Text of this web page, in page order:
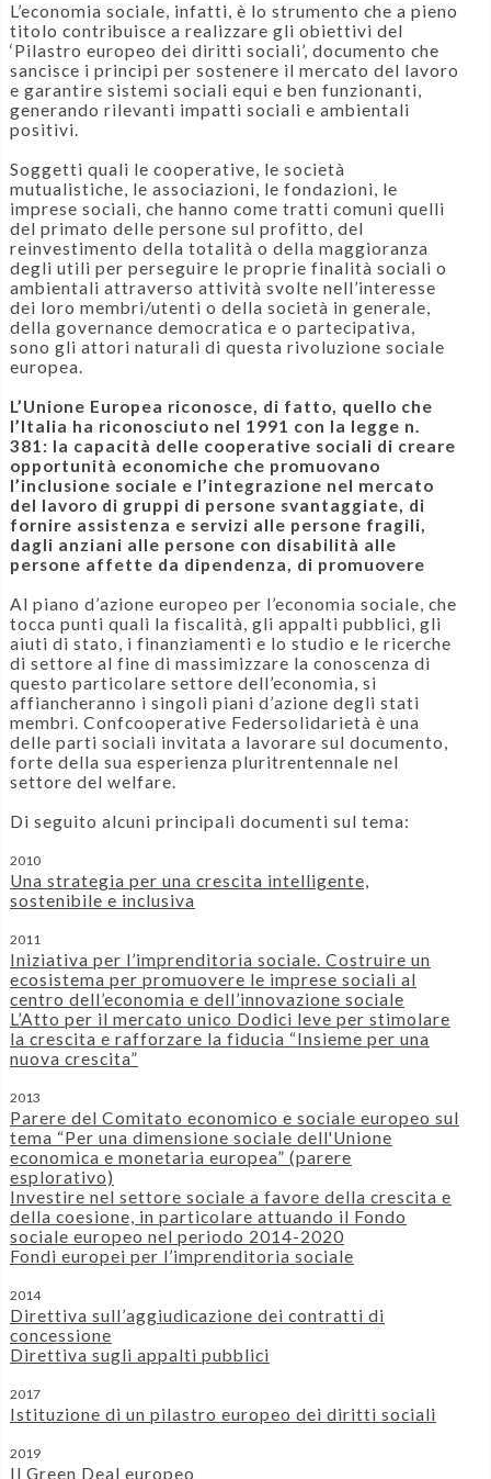
L’economia sociale, infatti, è lo strumento che a pieno
titolo contribuisce a realizzare gli obiettivi del
‘Pilastro europeo dei diritti sociali’, documento che
sancisce i principi per sostenere il mercato del lavoro
e garantire sistemi sociali equi e ben funzionanti,
generando rilevanti impatti sociali e ambientali
positivi.
Soggetti quali le cooperative, le società
mutualistiche, le associazioni, le fondazioni, le
imprese sociali, che hanno come tratti comuni quelli
del primato delle persone sul profitto, del
reinvestimento della totalità o della maggioranza
degli utili per perseguire le proprie finalità sociali o
ambientali attraverso attività svolte nell’interesse
dei loro membri/utenti o della società in generale,
della governance democratica e o partecipativa,
sono gli attori naturali di questa rivoluzione sociale
europea.
L’Unione Europea riconosce, di fatto, quello che
l’Italia ha riconosciuto nel 1991 con la legge n.
381: la capacità delle cooperative sociali di creare
opportunità economiche che promuovano
l’inclusione sociale e l’integrazione nel mercato
del lavoro di gruppi di persone svantaggiate, di
fornire assistenza e servizi alle persone fragili,
dagli anziani alle persone con disabilità alle
persone affette da dipendenza, di promuovere
Al piano d’azione europeo per l’economia sociale, che
tocca punti quali la fiscalità, gli appalti pubblici, gli
aiuti di stato, i finanziamenti e lo studio e le ricerche
di settore al fine di massimizzare la conoscenza di
questo particolare settore dell’economia, si
affiancheranno i singoli piani d’azione degli stati
membri. Confcooperative Federsolidarietà è una
delle parti sociali invitata a lavorare sul documento,
forte della sua esperienza pluritrentennale nel
settore del welfare.
Di seguito alcuni principali documenti sul tema:
2010
Una strategia per una crescita intelligente,
sostenibile e inclusiva
2011
Iniziativa per l’imprenditoria sociale. Costruire un
ecosistema per promuovere le imprese sociali al
centro dell’economia e dell’innovazione sociale
L’Atto per il mercato unico Dodici leve per stimolare
la crescita e rafforzare la fiducia “Insieme per una
nuova crescita”
2013
Parere del Comitato economico e sociale europeo sul
tema “Per una dimensione sociale dell'Unione
economica e monetaria europea” (parere
esplorativo)
Investire nel settore sociale a favore della crescita e
della coesione, in particolare attuando il Fondo
sociale europeo nel periodo 2014-2020
Fondi europei per l’imprenditoria sociale
2014
Direttiva sull’aggiudicazione dei contratti di
concessione
Direttiva sugli appalti pubblici
2017
Istituzione di un pilastro europeo dei diritti sociali
2019
Il Green Deal europeo